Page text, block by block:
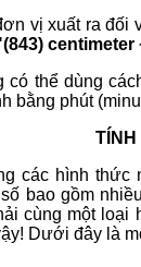
vị xuất ra đối
centimeter
có thể dùng
bằng phút
các hình
bao gồm
cùng một loại
Dưới đây là